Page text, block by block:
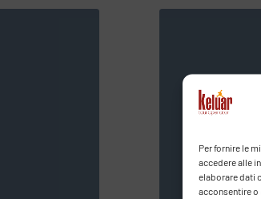
Per fornire le
accedere alle
elaborare dati
acconsentire o